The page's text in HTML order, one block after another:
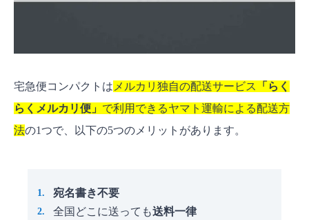
専用BOXは再利用できる？
メルカリの宅急便コンパクトでスムーズに発送し
宅急便コンパクトは メルカリ独自の配送サービス
「らく
らくメルカリ便」 で利用できるヤマト運輸による配送方
法の1つで、以下の5つのメリットがあります。
宛名書き不要
全国どこに送っても送料一律